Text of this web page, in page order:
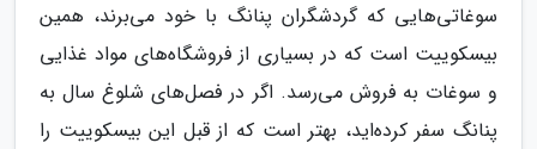
سوغاتی‌هایی که گردشگران پنانگ با خود می‌برند، همین
بیسکوییت است که در بسیاری از فروشگاه‌های مواد غذایی
و سوغات به فروش می‌رسد. اگر در فصل‌های شلوغ سال به
پنانگ سفر کرده‌اید، بهتر است که از قبل این بیسکوییت را